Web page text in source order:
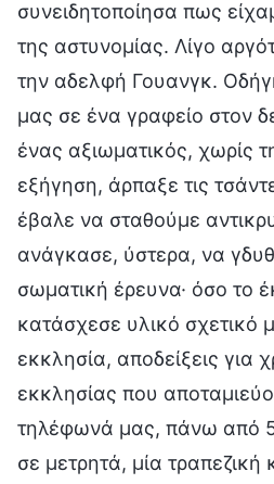
συνειδητοποίησα πως
της αστυνομίας. Λίγο
την αδελφή Γουανγκ.
μας σε ένα γραφείο στον
ένας αξιωματικός, χωρίς
εξήγηση, άρπαξε τις
έβαλε να σταθούμε
ανάγκασε, ύστερα, να
σωματική έρευνα· όσο το
κατάσχεσε υλικό σχετικό
εκκλησία, αποδείξεις για
εκκλησίας που
τηλέφωνά μας, πάνω από
σε μετρητά, μία τραπεζική